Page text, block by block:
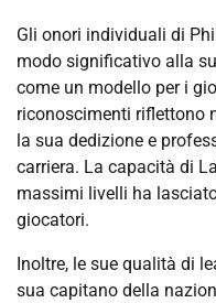
Gli onori individuali di
modo significativo alla
come un modello per i
riconoscimenti riflettono
la sua dedizione e
carriera. La capacità di
massimi livelli ha
giocatori.
Inoltre, le sue qualità di
sua capitano della